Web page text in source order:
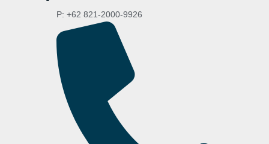
P: +62 821-2000-9926